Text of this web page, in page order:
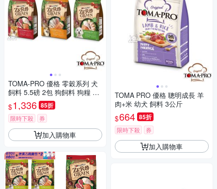
TOMA-PRO 優格 零穀系列 犬
飼料 5.5磅 2包 狗飼料 狗糧 羊
肉+鮭魚 5種魚 體重管理 全齡
犬 成犬
$1,336 85折
限時下殺 券
加入購物車
TOMA PRO 優格 聰明成長 羊
肉+米 幼犬 飼料 3公斤
$664 85折
限時下殺 券
加入購物車